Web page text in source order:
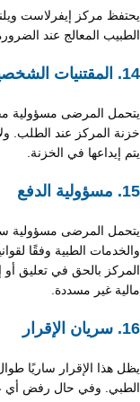
يحتفظ مركز إيفرلاست
الطبيب المعالج عند
14. المقتنيات الشخصية
يتحمل المرضى مسؤولية
خزنة المركز عند الطلب.
يتم إيداعها في الخزنة.
15. مسؤولية الدفع
يتحمل المرضى مسؤولية
والخدمات الطبية وفقًا
المركز بالحق في تعليق
مالية غير مسددة.
16. سريان الإقرار
يظل هذا الإقرار ساريًا
الطبي. وفي حال رفض أي